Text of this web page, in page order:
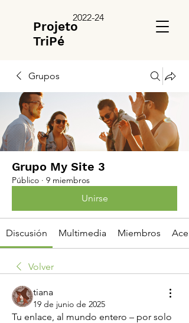
Projeto
TriPé
2022-24
Grupos
Grupo My Site 3
Público · 9 miembros
Unirse
Discusión Multimedia Miembros
Volver
tiana
19 de junio de 2025
Tu enlace, al mundo entero – por solo